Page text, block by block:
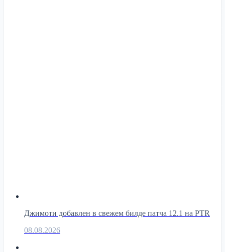
Джимоти добавлен в свежем билде патча 12.1 на PTR
08.08.2026